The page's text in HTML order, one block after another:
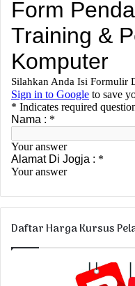
Daftar Harga Kursus